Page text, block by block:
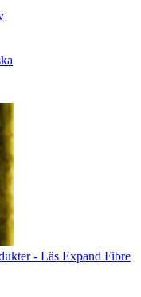
- Läs Expand Fibre